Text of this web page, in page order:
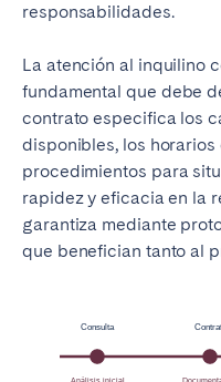
responsabilidades.
La atención al inquilino
fundamental que debe
contrato especifica los
disponibles, los horarios
procedimientos para
rapidez y eficacia en la
garantiza mediante
que benefician tanto al